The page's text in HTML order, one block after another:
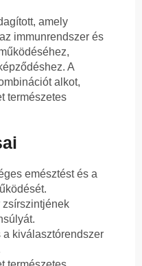
amely
immunrendszer és
A
alkot,
természetes
emésztést és a
zsírszintjének
kiválasztórendszer